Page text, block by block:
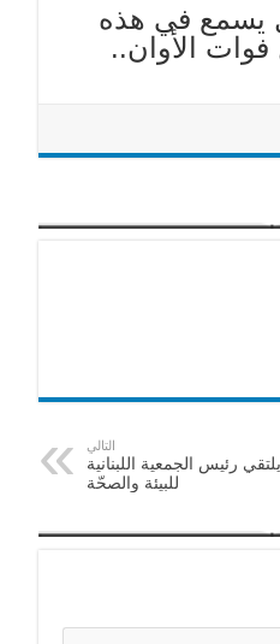
يسمع في هذه
فوات الأوان..
التالي
رئيس الجمعية اللبنانية
للبيئة والصحّة